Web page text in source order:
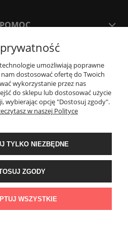
KONTO
I DOSTAWA
KONTAKT
| Pawła 23, 41-708 Ruda Śląska | E-mail:
164 lub 600 012 159 | TGS Przemysław
| REGON: 276403698
umożliwiają poprawne
dostosować ofertę do Twoich
wykorzystanie przez nas
do sklepu lub dostosować użycie
wybierając opcję "Dostosuj zgody".
w naszej Polityce
TYLKO NIEZBĘDNE
ZGODY
WSZYSTKIE